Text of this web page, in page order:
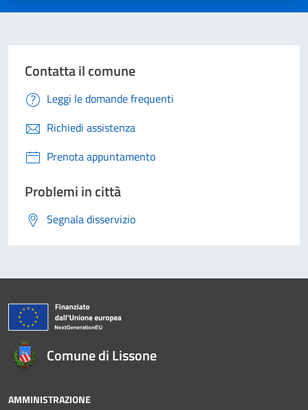
Contatta il comune
Leggi le domande frequenti
Richiedi assistenza
Prenota appuntamento
Problemi in città
Segnala disservizio
Comune di Lissone
AMMINISTRAZIONE